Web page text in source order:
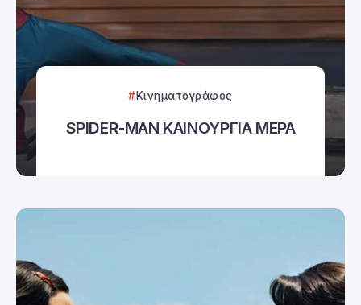
Κινηματογράφος
SPIDER-MAN ΚΑΙΝΟΥΡΓΙΑ ΜΕΡΑ